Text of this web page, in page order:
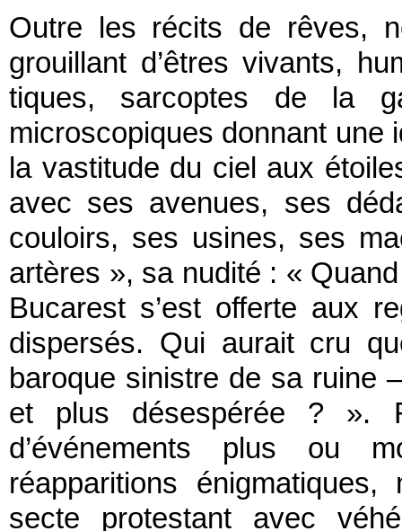
Outre les récits de rêves,
grouillant d’êtres vivants,
tiques, sarcoptes de la
microscopiques donnant une
la vastitude du ciel aux
avec ses avenues, ses
couloirs, ses usines, ses
artères », sa nudité : «
Bucarest s’est offerte aux
dispersés. Qui aurait cru
baroque sinistre de sa ruine
et plus désespérée ? ».
d’événements plus ou
réapparitions
secte protestant avec